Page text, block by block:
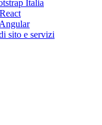
Italia
sito e servizi